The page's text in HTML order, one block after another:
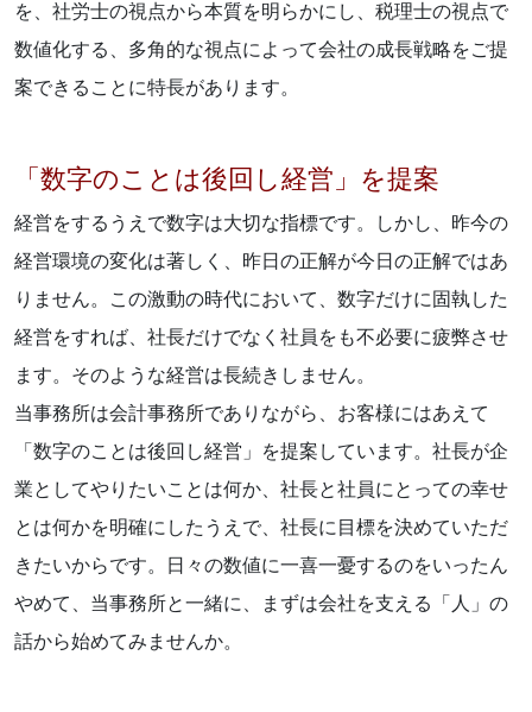
を、社労士の視点から本質を明らかにし、税理士の視点で
数値化する、多角的な視点によって会社の成長戦略をご提
案できることに特長があります。
「数字のことは後回し経営」を提案
経営をするうえで数字は大切な指標です。しかし、昨今の
経営環境の変化は著しく、昨日の正解が今日の正解ではあ
りません。この激動の時代において、数字だけに固執した
経営をすれば、社長だけでなく社員をも不必要に疲弊させ
ます。そのような経営は長続きしません。
当事務所は会計事務所でありながら、お客様にはあえて
「数字のことは後回し経営」を提案しています。社長が企
業としてやりたいことは何か、社長と社員にとっての幸せ
とは何かを明確にしたうえで、社長に目標を決めていただ
きたいからです。日々の数値に一喜一憂するのをいったん
やめて、当事務所と一緒に、まずは会社を支える「人」の
話から始めてみませんか。